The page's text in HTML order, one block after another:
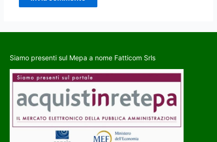
Siamo presenti sul Mepa a nome Fatticom Srls